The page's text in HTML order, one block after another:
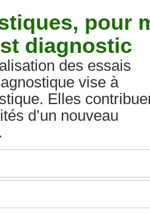
pour
diagnostic
des essais
vise à
Elles
d’un nouveau